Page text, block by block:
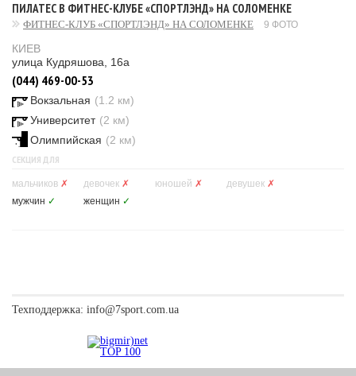
ПИЛАТЕС В ФИТНЕС-КЛУБЕ «СПОРТЛЭНД» НА СОЛОМЕНКЕ
ФИТНЕС-КЛУБ «СПОРТЛЭНД» НА СОЛОМЕНКЕ 9 ФОТО
КИЕВ
улица Кудряшова, 16а
(044) 469-00-53
Вокзальная (1.2 км)
Университет (2 км)
Олимпийская (2 км)
СЕКЦИЯ ДЛЯ
мальчиков ✗ девочек ✗ юношей ✗ девушек ✗
мужчин ✓ женщин ✓
Техподдержка: info@7sport.com.ua